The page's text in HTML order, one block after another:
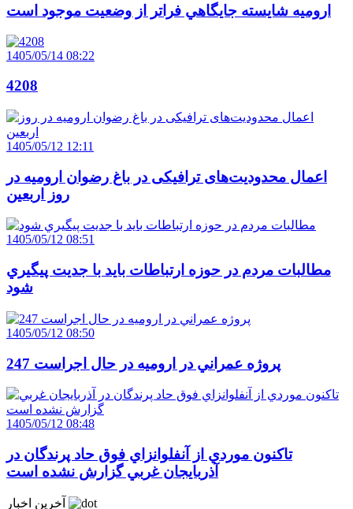
اروميه شايسته جايگاهي فراتر از وضعيت موجود است
1405/05/14 08:22
4208
1405/05/12 12:11
اعمال محدودیت‌های ترافیکی در باغ رضوان ارومیه در
روز اربعین
1405/05/12 08:51
مطالبات مردم در حوزه ارتباطات بايد با جديت پيگيري
شود
1405/05/12 08:50
247 پروژه عمراني در اروميه در حال اجراست
1405/05/12 08:48
تاکنون موردي از آنفلوانزاي فوق حاد پرندگان در
آذربايجان غربي گزارش نشده است